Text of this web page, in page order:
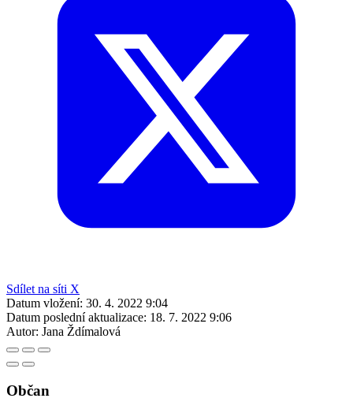
Sdílet na síti X
Datum vložení: 30. 4. 2022 9:04
Datum poslední aktualizace: 18. 7. 2022 9:06
Autor: Jana Ždímalová
Občan